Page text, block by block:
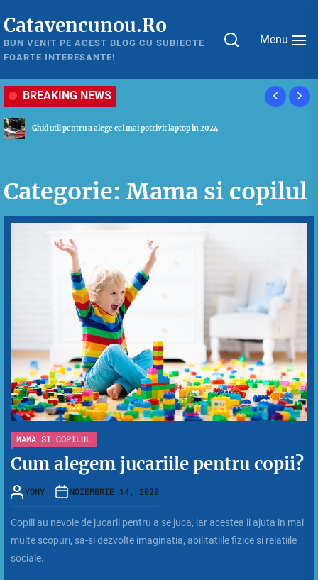
to
the
content
Catavencunou.Ro
BUN VENIT PE ACEST BLOG CU SUBIECTE
FOARTE INTERESANTE!
Menu
BREAKING NEWS
Ghid util pentru a alege cel mai potrivit laptop in 2024
Categorie: Mama si copilul
MAMA SI COPILUL
Cum alegem jucariile pentru copii?
YONY NOIEMBRIE 14, 2020
Copiii au nevoie de jucarii pentru a se juca, iar acestea ii ajuta in mai
multe scopuri, sa-si dezvolte imaginatia, abilitatiile fizice si relatiile
sociale.